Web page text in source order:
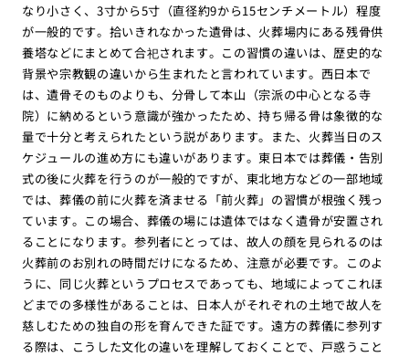
なり小さく、3寸から5寸（直径約9から15センチメートル）程度
が一般的です。拾いきれなかった遺骨は、火葬場内にある残骨供
養塔などにまとめて合祀されます。この習慣の違いは、歴史的な
背景や宗教観の違いから生まれたと言われています。西日本で
は、遺骨そのものよりも、分骨して本山（宗派の中心となる寺
院）に納めるという意識が強かったため、持ち帰る骨は象徴的な
量で十分と考えられたという説があります。また、火葬当日のス
ケジュールの進め方にも違いがあります。東日本では葬儀・告別
式の後に火葬を行うのが一般的ですが、東北地方などの一部地域
では、葬儀の前に火葬を済ませる「前火葬」の習慣が根強く残っ
ています。この場合、葬儀の場には遺体ではなく遺骨が安置され
ることになります。参列者にとっては、故人の顔を見られるのは
火葬前のお別れの時間だけになるため、注意が必要です。このよ
うに、同じ火葬というプロセスであっても、地域によってこれほ
どまでの多様性があることは、日本人がそれぞれの土地で故人を
慈しむための独自の形を育んできた証です。遠方の葬儀に参列す
る際は、こうした文化の違いを理解しておくことで、戸惑うこと